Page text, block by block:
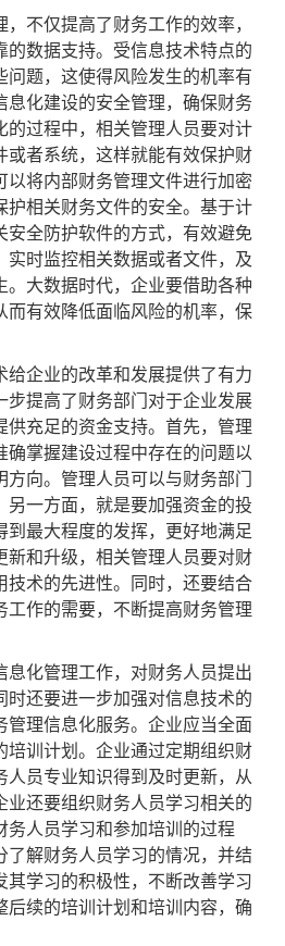
不仅提高了财务工作的效率，
数据支持。受信息技术特点的
题，这使得风险发生的机率有
化建设的安全管理，确保财务
过程中，相关管理人员要对计
者系统，这样就能有效保护财
将内部财务管理文件进行加密
相关财务文件的安全。基于计
全防护软件的方式，有效避免
时监控相关数据或者文件，及
大数据时代，企业要借助各种
有效降低面临风险的机率，保
企业的改革和发展提供了有力
提高了财务部门对于企业发展
充足的资金支持。首先，管理
掌握建设过程中存在的问题以
向。管理人员可以与财务部门
一方面，就是要加强资金的投
最大程度的发挥，更好地满足
和升级，相关管理人员要对财
术的先进性。同时，还要结合
作的需要，不断提高财务管理
化管理工作，对财务人员提出
还要进一步加强对信息技术的
理信息化服务。企业应当全面
训计划。企业通过定期组织财
员专业知识得到及时更新，从
还要组织财务人员学习相关的
人员学习和参加培训的过程
解财务人员学习的情况，并结
学习的积极性，不断改善学习
续的培训计划和培训内容，确